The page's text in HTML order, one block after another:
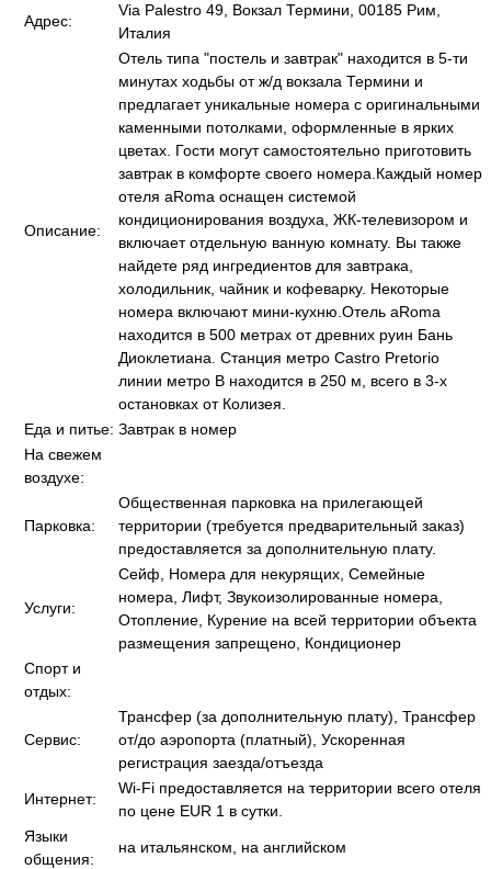
Адрес:
Via Palestro 49, Вокзал Термини, 00185 Рим,
Италия
Описание:
Отель типа "постель и завтрак" находится в 5-ти
минутах ходьбы от ж/д вокзала Термини и
предлагает уникальные номера с оригинальными
каменными потолками, оформленные в ярких
цветах. Гости могут самостоятельно приготовить
завтрак в комфорте своего номера.Каждый номер
отеля aRoma оснащен системой
кондиционирования воздуха, ЖК-телевизором и
включает отдельную ванную комнату. Вы также
найдете ряд ингредиентов для завтрака,
холодильник, чайник и кофеварку. Некоторые
номера включают мини-кухню.Отель aRoma
находится в 500 метрах от древних руин Бань
Диоклетиана. Станция метро Castro Pretorio
линии метро B находится в 250 м, всего в 3-х
остановках от Колизея.
Еда и питье: Завтрак в номер
На свежем
воздухе:
Парковка:
Общественная парковка на прилегающей
территории (требуется предварительный заказ)
предоставляется за дополнительную плату.
Услуги:
Сейф, Номера для некурящих, Семейные
номера, Лифт, Звукоизолированные номера,
Отопление, Курение на всей территории объекта
размещения запрещено, Кондиционер
Спорт и
отдых:
Сервис:
Трансфер (за дополнительную плату), Трансфер
от/до аэропорта (платный), Ускоренная
регистрация заезда/отъезда
Интернет:
Wi-Fi предоставляется на территории всего отеля
по цене EUR 1 в сутки.
Языки
общения:
на итальянском, на английском